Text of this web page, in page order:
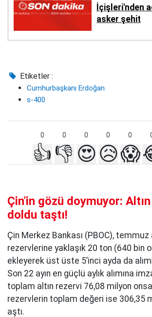
İçişleri'nden
asker şehit
Etiketler :
Cumhurbaşkanı Erdoğan
s-400
0 0 0 0 0
👍 👎 😍😥😱
Çin'in gözü doymuyor:
doldu taştı!
Çin Merkez Bankası (PBOC), temmuz
rezervlerine yaklaşık 20 ton (640 bin
ekleyerek üst üste 5’inci ayda da
Son 22 ayın en güçlü aylık alımına
toplam altın rezervi 76,08 milyon
rezervlerin toplam değeri ise 306,35
aştı.